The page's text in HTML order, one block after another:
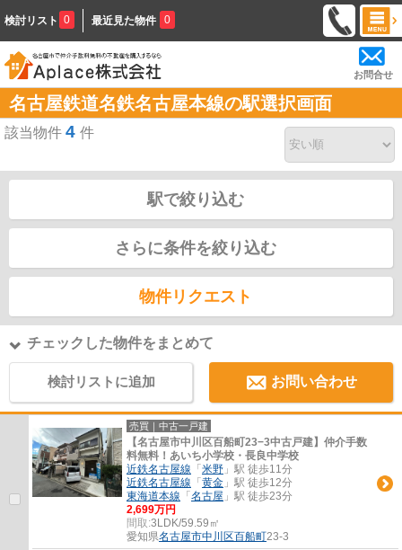
検討リスト 0 最近見た物件 0
お問合せ
名古屋鉄道名鉄名古屋本線の駅選択画面
該当物件 4 件
駅で絞り込む
さらに条件を絞り込む
物件リクエスト
チェックした物件をまとめて
検討リストに追加 お問い合わせ
売買｜中古一戸建
【名古屋市中川区百船町23−3中古戸建】仲介手数
料無料！あいち小学校・長良中学校
近鉄名古屋線 「 米野 」駅 徒歩11分
近鉄名古屋線 「 黄金 」駅 徒歩12分
東海道本線 「 名古屋 」駅 徒歩23分
2,699万円
間取:3LDK/59.59㎡
愛知県名古屋市中川区百船町23-3